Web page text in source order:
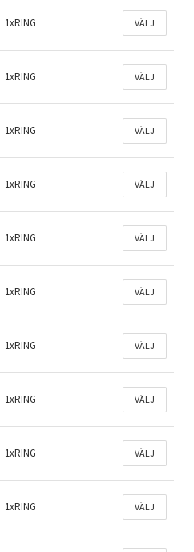
1xRING VÄLJ
1xRING VÄLJ
1xRING VÄLJ
1xRING VÄLJ
1xRING VÄLJ
1xRING VÄLJ
1xRING VÄLJ
1xRING VÄLJ
1xRING VÄLJ
1xRING VÄLJ